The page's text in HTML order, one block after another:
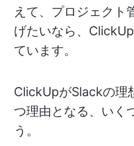
えて、プロジェクト
げたいなら、
ています。
ClickUpがSlackの理
つ理由となる、いく
う。